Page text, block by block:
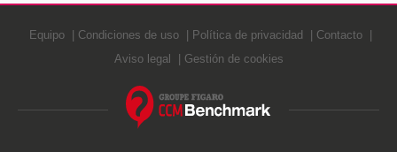
Equipo Condiciones de uso Política de privacidad
Contacto
Aviso legal
Gestión de cookies